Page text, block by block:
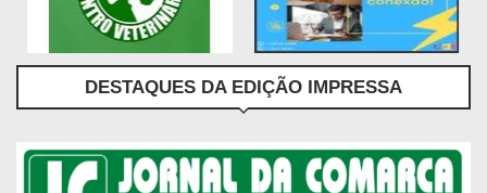
DESTAQUES DA EDIÇÃO IMPRESSA